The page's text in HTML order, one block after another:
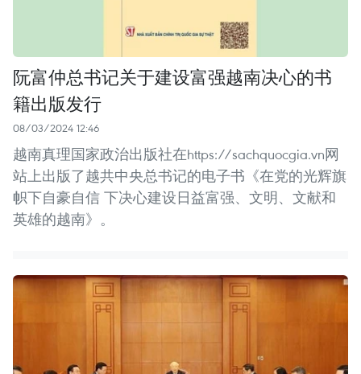
阮富仲总书记关于建设富强越南决心的书
籍出版发行
08/03/2024 12:46
越南真理国家政治出版社在https://sachquocgia.vn网
站上出版了越共中央总书记的电子书《在党的光辉旗
帜下自豪自信 下决心建设日益富强、文明、文献和
英雄的越南》。